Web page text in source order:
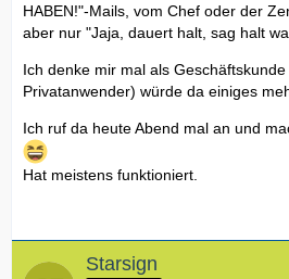
HABEN!"-Mails, vom Chef oder der
aber nur "Jaja, dauert halt, sag halt
Ich denke mir mal als
Privatanwender) würde da einiges
Ich ruf da heute Abend mal an und
Hat meistens funktioniert.
Starsign